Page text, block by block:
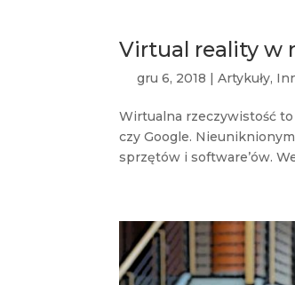
Virtual reality w
gru 6, 2018 |Artykuły,
Wirtualna rzeczywistość
czy Google.
sprzętów i software’ów.